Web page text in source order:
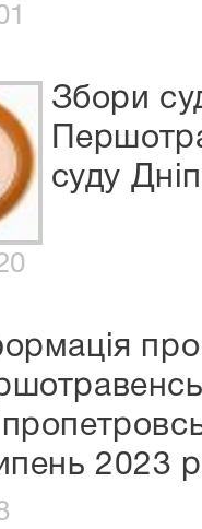
Збори
суду
2023